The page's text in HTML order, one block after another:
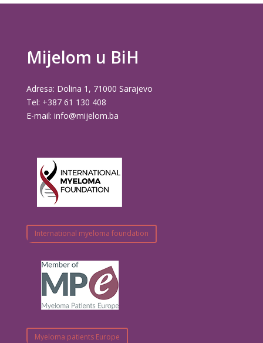
Mijelom u BiH
Adresa: Dolina 1, 71000 Sarajevo
Tel: +387 61 130 408
E-mail: info@mijelom.ba
International myeloma foundation
Myeloma patients Europe